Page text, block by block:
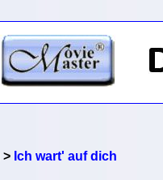
> Ich wart' auf dich